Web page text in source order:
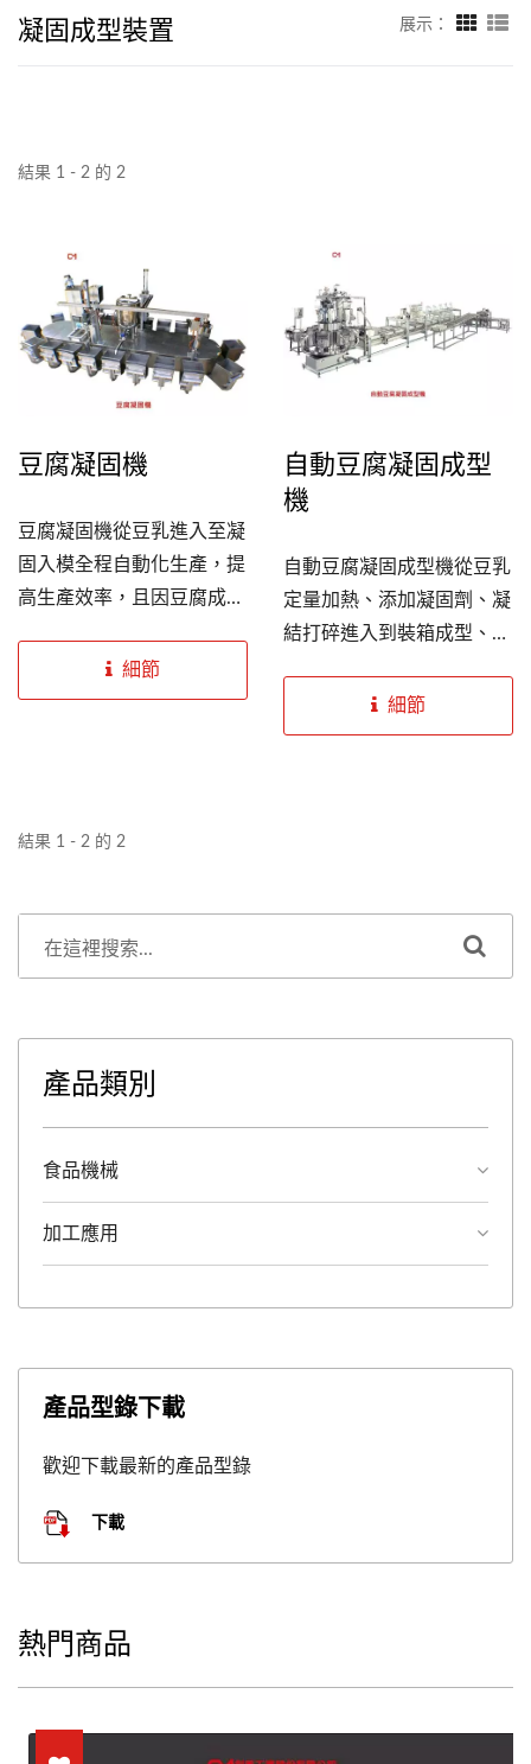
凝固成型裝置 展示：
結果 1 - 2 的 2
豆腐凝固機
豆腐凝固機從豆乳進入至凝
固入模全程自動化生產，提
高生產效率，且因豆腐成型
性，所以本機在凝固劑添加
時機、凝固劑攪拌速度、攪
閥在各部位都有使用，水及
除、方便清洗，達衛生標
細節
自動豆腐凝固成型
機
自動豆腐凝固成型機從豆乳
定量加熱、添加凝固劑、凝
結打碎進入到裝箱成型、脫
自動連續化，輕鬆作業達成
製品品質均一，且自動豆腐
程，並採自動定位及自動切
細節
結果 1 - 2 的 2
產品類別
食品機械
加工應用
產品型錄下載
歡迎下載最新的產品型錄
下載
熱門商品